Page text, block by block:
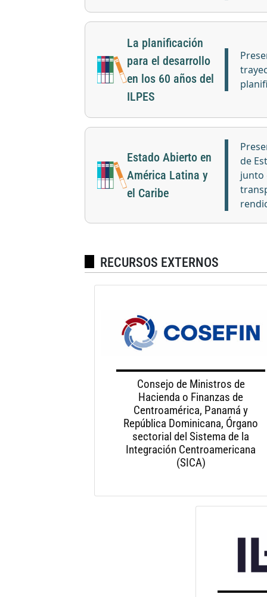
La planificación
para el desarrollo
en los 60 años del
ILPES
Estado Abierto en
América Latina y
el Caribe
de
junto
RECURSOS EXTERNOS
Consejo de Ministros de
Hacienda o Finanzas de
Centroamérica, Panamá y
República Dominicana, Órgano
sectorial del Sistema de la
Integración Centroamericana
(SICA)